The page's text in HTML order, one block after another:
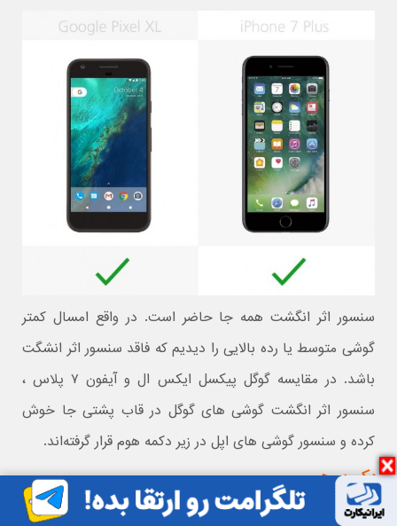
سنسور اثر انگشت همه جا حاضر است. در واقع امسال کمتر
گوشی متوسط یا رده بالایی را دیدیم که فاقد سنسور اثر انشگت
باشد. در مقایسه گوگل پیکسل ایکس ال و آیفون ۷ پلاس ،
سنسور اثر انگشت گوشی های گوگل در قاب پشتی جا خوش
کرده و سنسور گوشی های اپل در زیر دکمه هوم قرار گرفته‌اند.
دکمه هوم